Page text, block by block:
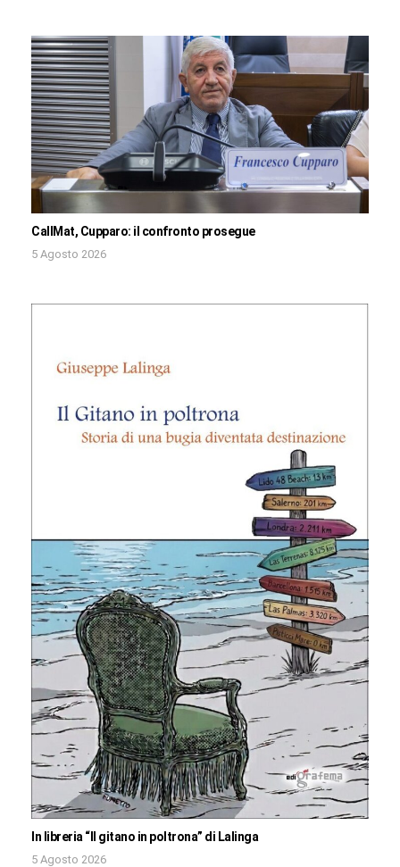
CallMat, Cupparo: il confronto prosegue
5 Agosto 2026
In libreria “Il gitano in poltrona” di Lalinga
5 Agosto 2026